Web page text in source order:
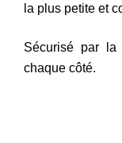
la plus petite et
Sécurisé par
chaque côté.